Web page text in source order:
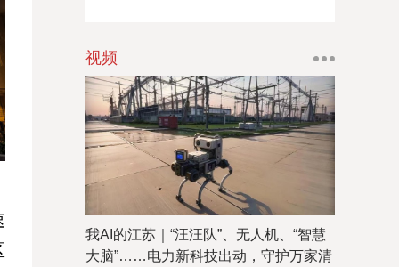
视频
我AI的江苏｜“汪汪队”、无人机、“智慧
大脑”……电力新科技出动，守护万家清